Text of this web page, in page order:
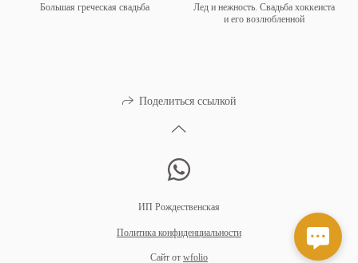
Большая греческая свадьба
Лед и нежность. Свадьба хоккеиста
и его возлюбленной
Поделиться ссылкой
ИП Рождественская
Политика конфиденциальности
Сайт от wfolio